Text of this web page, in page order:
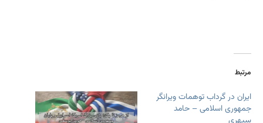
مرتبط
ایران در گرداب توهمات ویرانگر
جمهوری اسلامی – حامد